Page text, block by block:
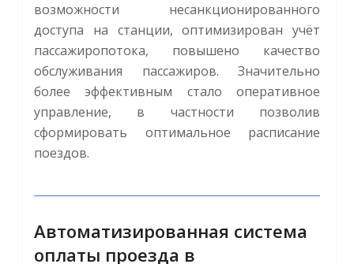
возможности несанкционированного
доступа на станции, оптимизирован учёт
пассажиропотока, повышено качество
обслуживания пассажиров. Значительно
более эффективным стало оперативное
управление, в частности позволив
сформировать оптимальное расписание
поездов.
Автоматизированная система
оплаты проезда в